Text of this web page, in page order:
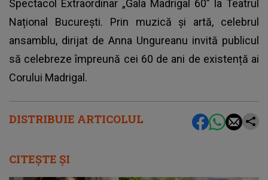
DISTRIBUIE ARTICOLUL
Spectacol Extraordinar „Gala Madrigal 60” la Teatrul
Național București. Prin muzică și artă, celebrul
ansamblu, dirijat de Anna Ungureanu invită publicul
să celebreze împreună cei 60 de ani de existență ai
Corului Madrigal.
CITEȘTE ȘI